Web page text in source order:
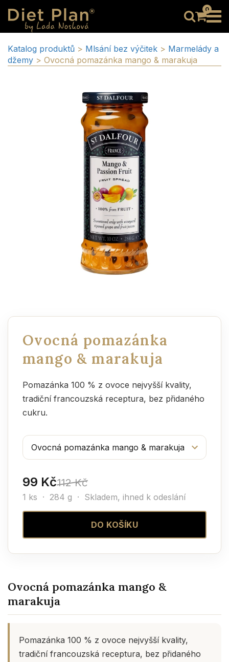
0
Katalog produktů > Mlsání bez výčitek > Marmelády a
džemy > Ovocná pomazánka mango & marakuja
Ovocná pomazánka
mango & marakuja
Pomazánka 100 % z ovoce nejvyšší kvality,
tradiční francouzská receptura, bez přidaného
cukru.
99 Kč112 Kč
1 ks · 284 g · Skladem, ihned k odeslání
DO KOŠÍKU
Ovocná pomazánka mango &
marakuja
Pomazánka 100 % z ovoce nejvyšší kvality,
tradiční francouzská receptura, bez přidaného